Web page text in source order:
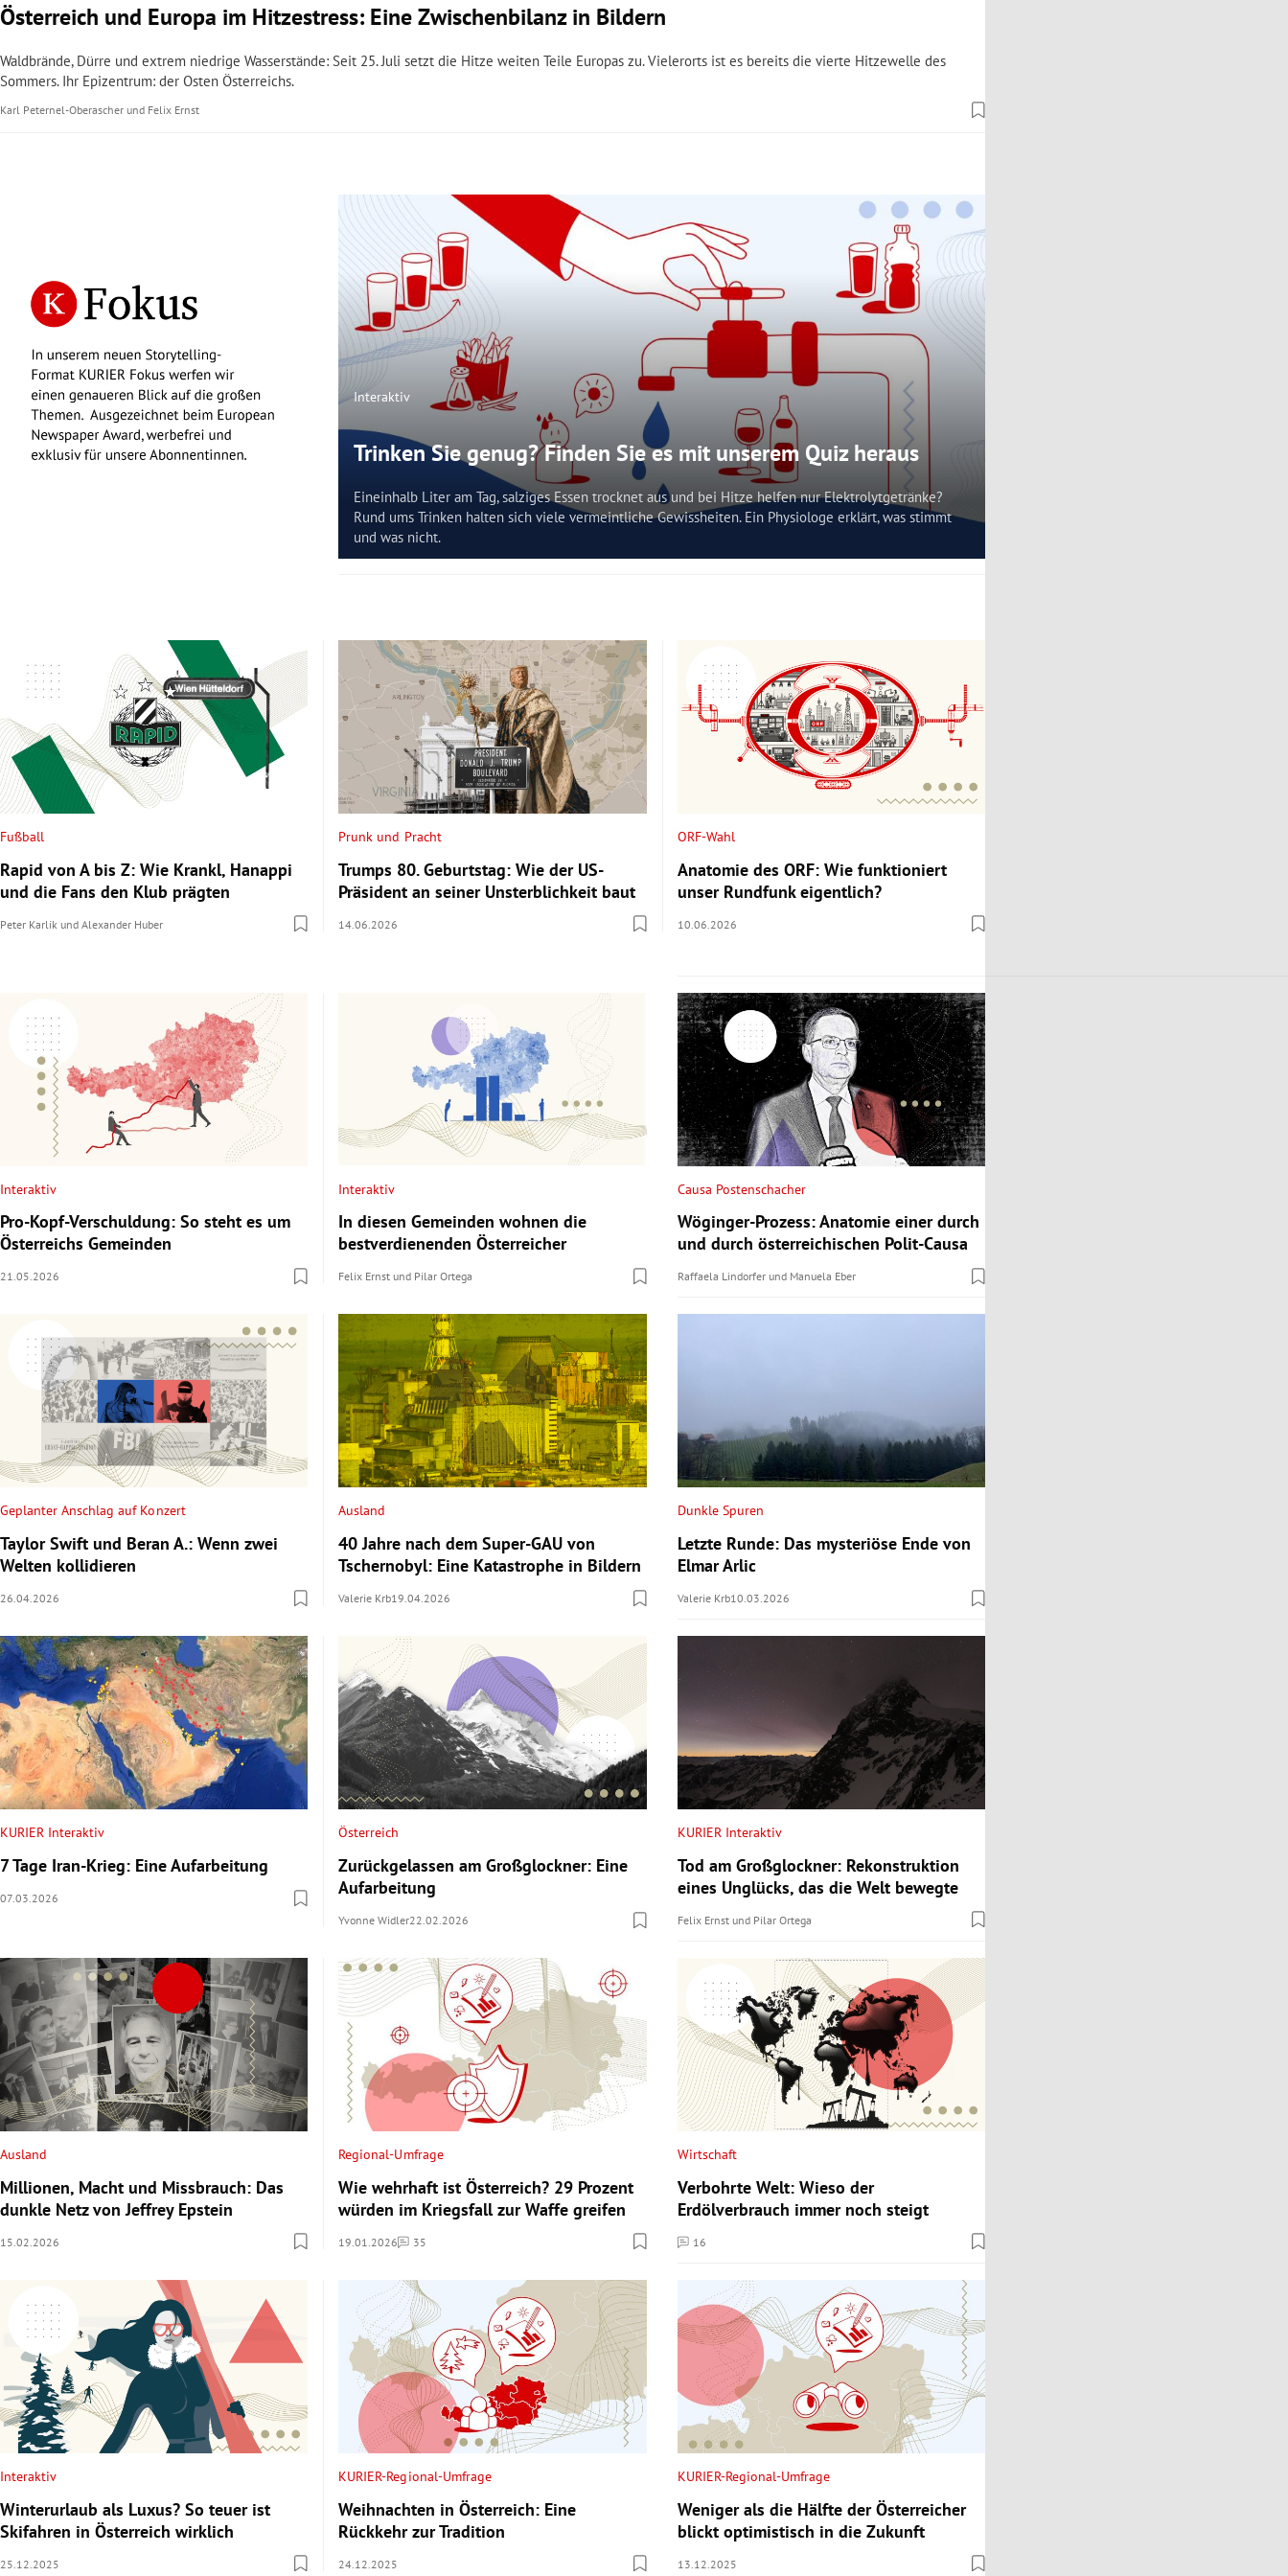
Österreich und Europa im Hitzestress: Eine Zwischenbilanz in Bildern
Waldbrände, Dürre und extrem niedrige Wasserstände: Seit 25. Juli setzt die Hitze weiten Teile Europas zu. Vielerorts ist es bereits die vierte Hitzewelle des
Sommers. Ihr Epizentrum: der Osten Österreichs.
Karl Peternel-Oberascher und Felix Ernst
Interaktiv
Trinken Sie genug? Finden Sie es mit unserem Quiz heraus
Eineinhalb Liter am Tag, salziges Essen trocknet aus und bei Hitze helfen nur Elektrolytgetränke?
Rund ums Trinken halten sich viele vermeintliche Gewissheiten. Ein Physiologe erklärt, was stimmt
und was nicht.
Fußball
Rapid von A bis Z: Wie Krankl, Hanappi
und die Fans den Klub prägten
Peter Karlik und Alexander Huber
Prunk und Pracht
Trumps 80. Geburtstag: Wie der US-
Präsident an seiner Unsterblichkeit baut
14.06.2026
ORF-Wahl
Anatomie des ORF: Wie funktioniert
unser Rundfunk eigentlich?
10.06.2026
Interaktiv
Pro-Kopf-Verschuldung: So steht es um
Österreichs Gemeinden
21.05.2026
Interaktiv
In diesen Gemeinden wohnen die
bestverdienenden Österreicher
Felix Ernst und Pilar Ortega
Causa Postenschacher
Wöginger-Prozess: Anatomie einer durch
und durch österreichischen Polit-Causa
Raffaela Lindorferund Manuela Eber
Geplanter Anschlag auf Konzert
Taylor Swift und Beran A.: Wenn zwei
Welten kollidieren
26.04.2026
Ausland
40 Jahre nach dem Super-GAU von
Tschernobyl: Eine Katastrophe in Bildern
Valerie Krb19.04.2026
Dunkle Spuren
Letzte Runde: Das mysteriöse Ende von
Elmar Arlic
Valerie Krb10.03.2026
KURIER Interaktiv
7 Tage Iran-Krieg: Eine Aufarbeitung
07.03.2026
Österreich
Zurückgelassen am Großglockner: Eine
Aufarbeitung
Yvonne Widler22.02.2026
KURIER Interaktiv
Tod am Großglockner: Rekonstruktion
eines Unglücks, das die Welt bewegte
Felix Ernstund Pilar Ortega
Ausland
Millionen, Macht und Missbrauch: Das
dunkle Netz von Jeffrey Epstein
15.02.2026
Regional-Umfrage
Wie wehrhaft ist Österreich? 29 Prozent
würden im Kriegsfall zur Waffe greifen
19.01.2026 35
Kommentare
Wirtschaft
Verbohrte Welt: Wieso der
Erdölverbrauch immer noch steigt
16
Kommentare
Interaktiv
Winterurlaub als Luxus? So teuer ist
Skifahren in Österreich wirklich
25.12.2025
KURIER-Regional-Umfrage
Weihnachten in Österreich: Eine
Rückkehr zur Tradition
24.12.2025
KURIER-Regional-Umfrage
Weniger als die Hälfte der Österreicher
blickt optimistisch in die Zukunft
13.12.2025